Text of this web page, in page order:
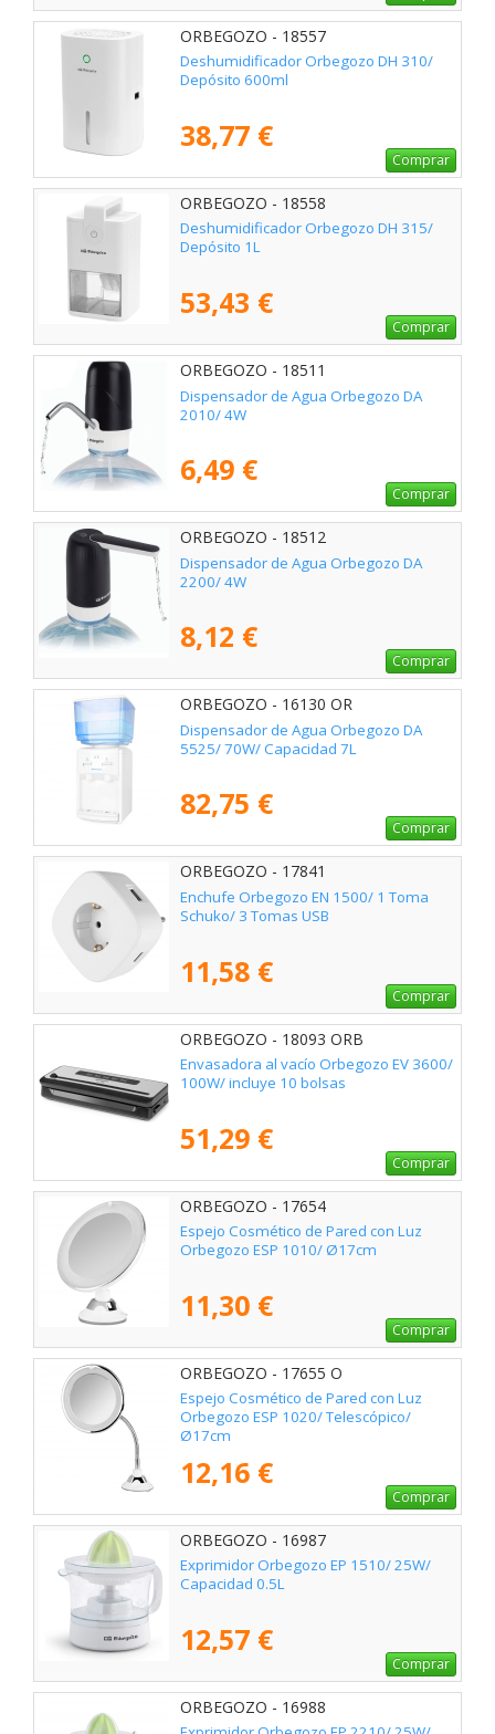
ORBEGOZO - 18557
Deshumidificador Orbegozo DH 310/
Depósito 600ml
38,77 €
Comprar
ORBEGOZO - 18558
Deshumidificador Orbegozo DH 315/
Depósito 1L
53,43 €
Comprar
ORBEGOZO - 18511
Dispensador de Agua Orbegozo DA
2010/ 4W
6,49 €
Comprar
ORBEGOZO - 18512
Dispensador de Agua Orbegozo DA
2200/ 4W
8,12 €
Comprar
ORBEGOZO - 16130 OR
Dispensador de Agua Orbegozo DA
5525/ 70W/ Capacidad 7L
82,75 €
Comprar
ORBEGOZO - 17841
Enchufe Orbegozo EN 1500/ 1 Toma
Schuko/ 3 Tomas USB
11,58 €
Comprar
ORBEGOZO - 18093 ORB
Envasadora al vacío Orbegozo EV 3600/
100W/ incluye 10 bolsas
51,29 €
Comprar
ORBEGOZO - 17654
Espejo Cosmético de Pared con Luz
Orbegozo ESP 1010/ Ø17cm
11,30 €
Comprar
ORBEGOZO - 17655 O
Espejo Cosmético de Pared con Luz
Orbegozo ESP 1020/ Telescópico/
Ø17cm
12,16 €
Comprar
ORBEGOZO - 16987
Exprimidor Orbegozo EP 1510/ 25W/
Capacidad 0.5L
12,57 €
Comprar
ORBEGOZO - 16988